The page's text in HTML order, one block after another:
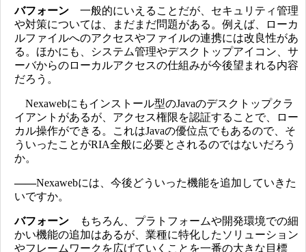
バフォーン 一般的にいえることだが、セキュリティ管理
や対策については、まだまだ問題がある。例えば、ローカ
ルファイルへのアクセスやファイルの連携には改良性があ
る。ほかにも、システム管理やデスクトップアイコン、サ
ーバからのローカルアクセスの仕組みが今後望まれる内容
だろう。
Nexawebにもインストール型のJavaのデスクトップクラ
イアントがあるが、アクセス権限を認証することで、ロー
カル操作ができる。これはJavaの優位点でもあるので、そ
ういったことがRIA全般に必要とされるのではないだろう
か。
――Nexawebには、今後どういった機能を追加していきた
いですか。
バフォーン もちろん、プラトフォームや開発環境での細
かい機能の追加はあるが、業種に特化したソリューション
やフレームワークを広げていくことを一番の大きな目標